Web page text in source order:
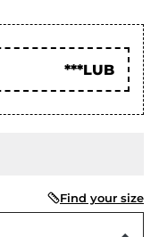
***LUB
Find your size